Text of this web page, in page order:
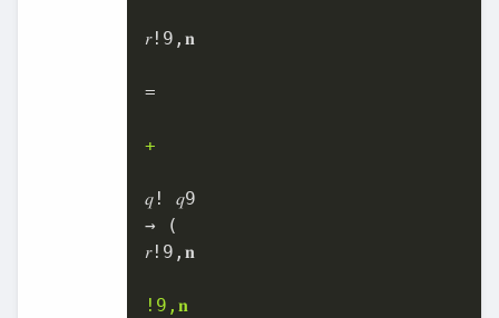
𝑟!9,𝐧
=
+
𝑞! 𝑞9
→ (
𝑟!9,𝐧
!9,𝐧